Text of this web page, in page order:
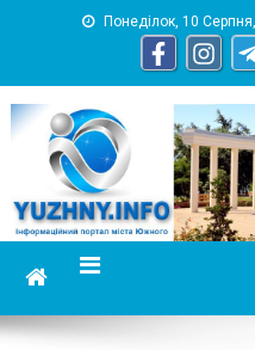
Понеділок, 10
информационный